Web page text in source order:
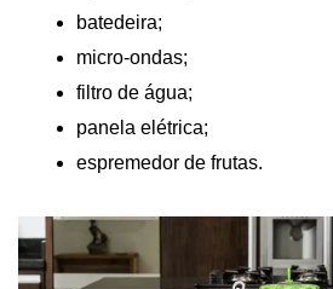
batedeira;
micro-ondas;
filtro de água;
panela elétrica;
espremedor de frutas.